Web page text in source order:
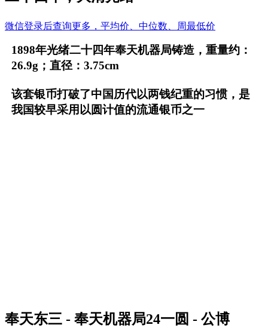
微信登录后查询更多，平均价、中位数、周最低价
1898年光绪二十四年奉天机器局铸造，重量约：
26.9g；直径：3.75cm
该套银币打破了中国历代以两钱纪重的习惯，是
我国较早采用以圆计值的流通银币之一
奉天东三 - 奉天机器局24一圆 - 公博